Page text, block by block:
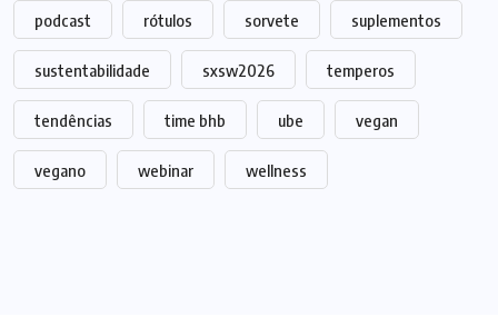
podcast rótulos sorvete suplementos
sustentabilidade sxsw2026 temperos
tendências time bhb ube vegan
vegano webinar wellness